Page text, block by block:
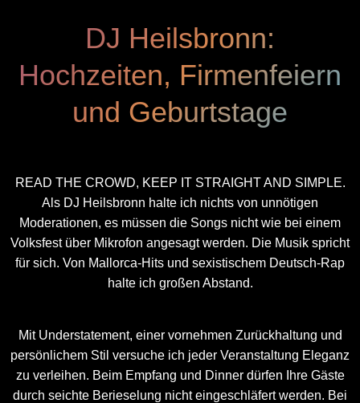
DJ Heilsbronn:
Hochzeiten, Firmenfeiern
und Geburtstage
READ THE CROWD, KEEP IT STRAIGHT AND SIMPLE.
Als DJ Heilsbronn halte ich nichts von unnötigen
Moderationen, es müssen die Songs nicht wie bei einem
Volksfest über Mikrofon angesagt werden. Die Musik spricht
für sich. Von Mallorca-Hits und sexistischem Deutsch-Rap
halte ich großen Abstand.
Mit Understatement, einer vornehmen Zurückhaltung und
persönlichem Stil versuche ich jeder Veranstaltung Eleganz
zu verleihen. Beim Empfang und Dinner dürfen Ihre Gäste
durch seichte Berieselung nicht eingeschläfert werden. Bei